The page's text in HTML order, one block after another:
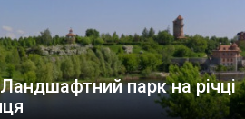
парк на річці